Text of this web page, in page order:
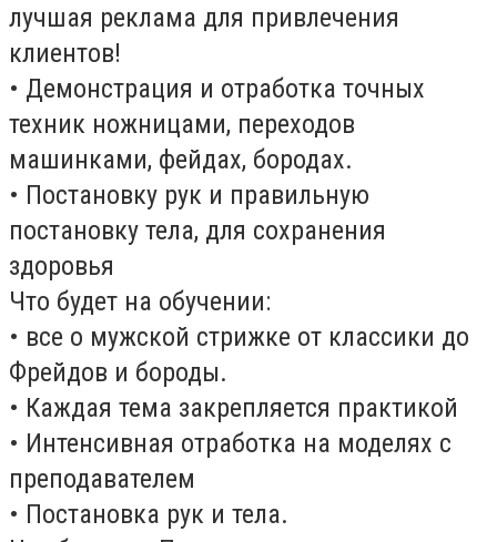
лучшая реклама для привлечения
клиентов!
• Демонстрация и отработка точных
техник ножницами, переходов
машинками, фейдах, бородах.
• Постановку рук и правильную
постановку тела, для сохранения
здоровья
Что будет на обучении:
• все о мужской стрижке от классики до
Фрейдов и бороды.
• Каждая тема закрепляется практикой
• Интенсивная отработка на моделях с
преподавателем
• Постановка рук и тела.